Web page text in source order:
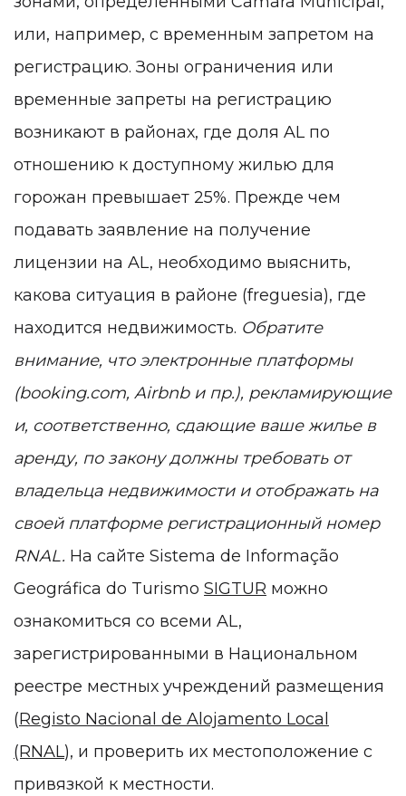
или, например, с временным запретом на
регистрацию. Зоны ограничения или
временные запреты на регистрацию
возникают в районах, где доля AL по
отношению к доступному жилью для
горожан превышает 25%. Прежде чем
подавать заявление на получение
лицензии на AL, необходимо выяснить,
какова ситуация в районе (freguesia), где
находится недвижимость. Обратите
внимание, что электронные платформы
(booking.com, Airbnb и пр.), рекламирующие
и, соответственно, сдающие ваше жилье в
аренду, по закону должны требовать от
владельца недвижимости и отображать на
своей платформе регистрационный номер
RNAL. На сайте Sistema de Informação
Geográfica do Turismo SIGTUR можно
ознакомиться со всеми AL,
зарегистрированными в Национальном
реестре местных учреждений размещения
(Registo Nacional de Alojamento Local
(RNAL), и проверить их местоположение с
привязкой к местности.